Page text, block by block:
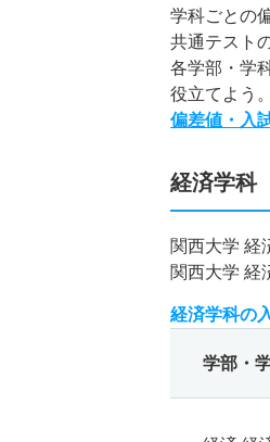
学科ごとの
共通テスト
各学部・学
役立てよう。
偏差値・入
経済学科
関西大学 経
関西大学 経
経済学科の
学部・